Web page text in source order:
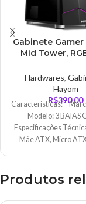
Gabinete Gamer
Mid Tower,
Temperado,
GB1711
Hardwares,
Hayom
R$390,00
Características: –
– Modelo: 3 BAIAS
Especificações
Mãe ATX, Micro
Produtos